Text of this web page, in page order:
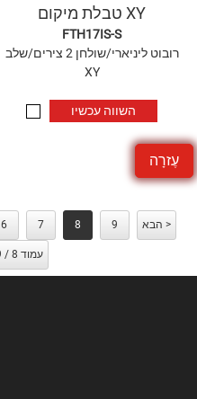
עֶזרָה
טבלת מיקום XY
FTH17IS-S
רובוט ליניארי/שולחן 2 צירים/שלב
XY
השווה עכשיו
6 7 8 9 הבא >
עמוד 8 / 9